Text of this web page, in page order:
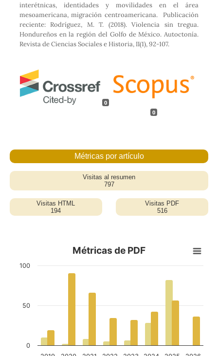
interétnicas, identidades y movilidades en el área
mesoamericana, migración centroamericana. Publicación
reciente: Rodríguez, M. T. (2018). Violencia sin tregua.
Hondureños en la región del Golfo de México. Autoctonía.
Revista de Ciencias Sociales e Historia, II(1), 92-107.
0
0